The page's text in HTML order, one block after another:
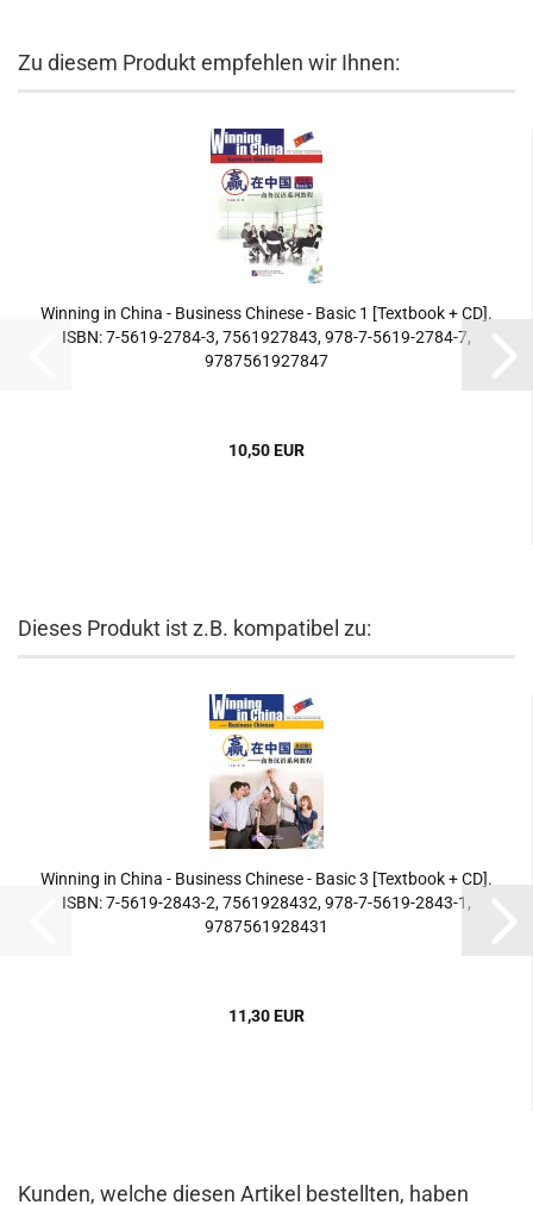
Zu diesem Produkt empfehlen wir Ihnen:
Winning in China - Business Chinese - Basic 1 [Textbook + CD].
ISBN: 7-5619-2784-3, 7561927843, 978-7-5619-2784-7,
9787561927847
10,50 EUR
Dieses Produkt ist z.B. kompatibel zu:
Winning in China - Business Chinese - Basic 3 [Textbook + CD].
ISBN: 7-5619-2843-2, 7561928432, 978-7-5619-2843-1,
9787561928431
11,30 EUR
Kunden, welche diesen Artikel bestellten, haben